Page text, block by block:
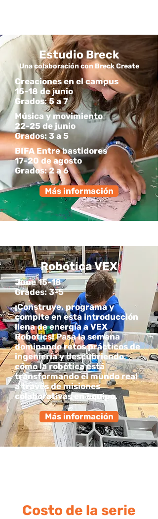
Estudio Breck
Una colaboración con Breck Create
Creaciones en el campus
15-18 de junio
Grados: 5 a 7
Música y movimiento
22-25 de junio
Grados: 3 a 5
BIFA Entre bastidores
17-20 de agosto
Grados: 2 a 6
Más información
Robótica VEX
June 15-18
Grades: 3-5
¡Construye, programa y
compite en esta introducción
llena de energía a VEX
Robotics! Pasa la semana
dominando retos prácticos de
ingeniería y descubriendo
cómo la robótica está
transformando el mundo real
a través de misiones
colaborativas en equipo.
Más información
Costo de la serie